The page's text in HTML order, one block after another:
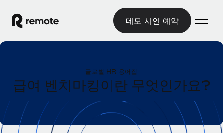
데모 시연 예약
글로벌 고용
글로벌 급여
규정을 준수하며 급여 지급을 손쉽게 처리
글로벌 서비스 제공
리소스
글로벌 HR 용어집
급여 벤치마킹이란 무엇인가요?